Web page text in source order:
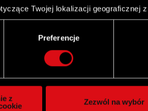
Twojej lokalizacji geograficznej
urządzenie, aktywnie analizując
tego, jak Twoje osobiste dane są
cookie możesz zmienić lub
do spersonalizowania treści i reklam,
i analitycznym. Partnerzy mogą
Preferencje
z
Zezwól na wybór